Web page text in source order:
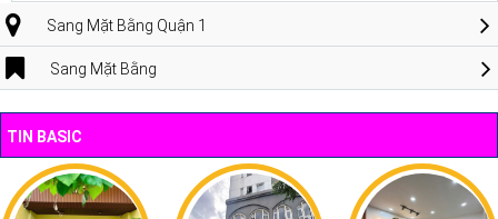
Sang Mặt Bằng Quận 1
Sang Mặt Bằng
TIN BASIC